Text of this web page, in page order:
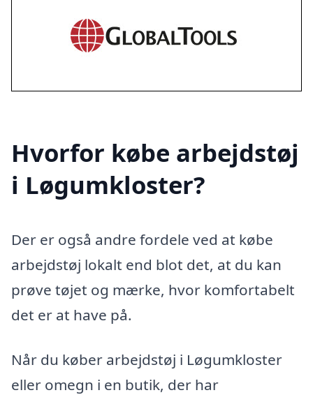
Hvorfor købe arbejdstøj
i Løgumkloster?
Der er også andre fordele ved at købe
arbejdstøj lokalt end blot det, at du kan
prøve tøjet og mærke, hvor komfortabelt
det er at have på.
Når du køber arbejdstøj i Løgumkloster
eller omegn i en butik, der har